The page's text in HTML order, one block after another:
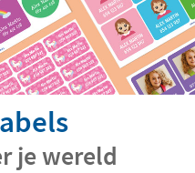
je wereld